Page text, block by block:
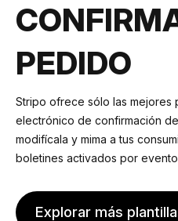
PEDIDO
Stripo ofrece sólo las mejores
electrónico de confirmación
modifícala y mima a tus
boletines activados por
Explorar más